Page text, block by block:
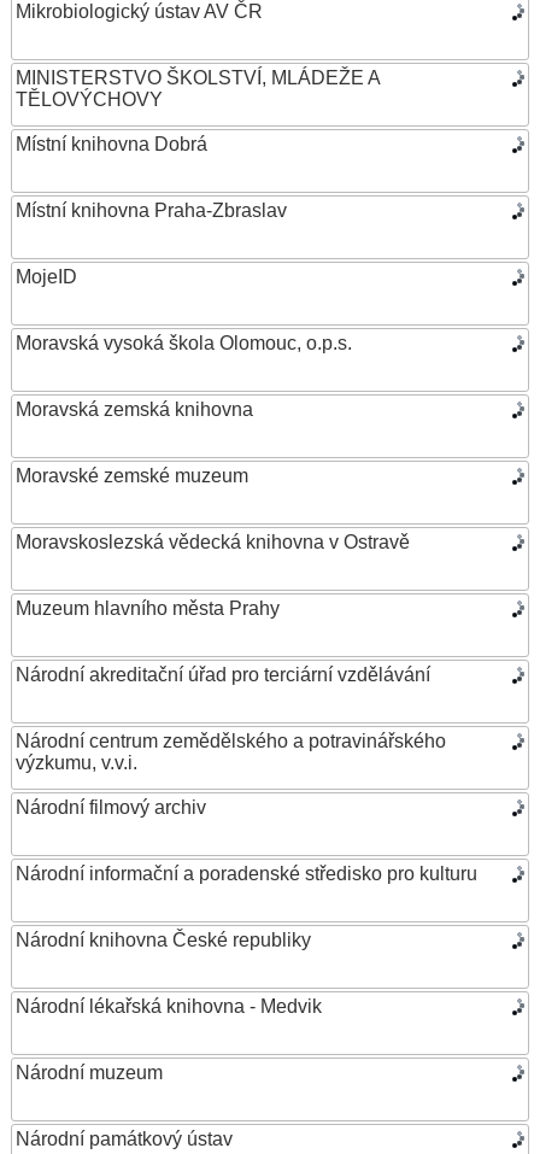
Mikrobiologický ústav AV ČR
MINISTERSTVO ŠKOLSTVÍ, MLÁDEŽE A
TĚLOVÝCHOVY
Místní knihovna Dobrá
Místní knihovna Praha-Zbraslav
MojeID
Moravská vysoká škola Olomouc, o.p.s.
Moravská zemská knihovna
Moravské zemské muzeum
Moravskoslezská vědecká knihovna v Ostravě
Muzeum hlavního města Prahy
Národní akreditační úřad pro terciární vzdělávání
Národní centrum zemědělského a potravinářského
výzkumu, v.v.i.
Národní filmový archiv
Národní informační a poradenské středisko pro kulturu
Národní knihovna České republiky
Národní lékařská knihovna - Medvik
Národní muzeum
Národní památkový ústav